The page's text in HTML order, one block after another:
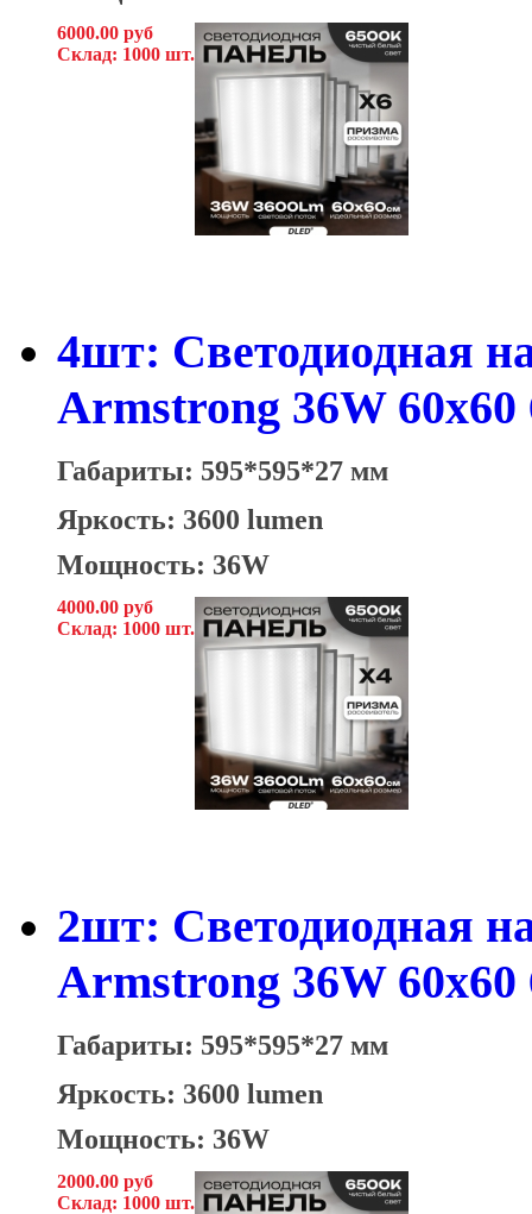
6000.00 руб
Склад: 1000 шт.
4шт: Светодиодная
Armstrong 36W
Габариты: 595*595*27 мм
Яркость: 3600 lumen
Мощность: 36W
4000.00 руб
Склад: 1000 шт.
2шт: Светодиодная
Armstrong 36W
Габариты: 595*595*27 мм
Яркость: 3600 lumen
Мощность: 36W
2000.00 руб
Склад: 1000 шт.